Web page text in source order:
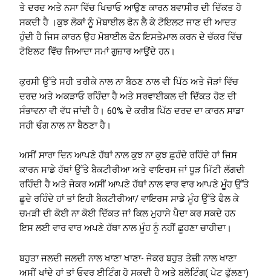
ਤੇ ਦਰਦ ਅਤੇ ਨਸਾ ਵਿੱਚ ਖਿਚਾਓ ਆਉਣ ਕਾਰਨ ਬਵਾਸੀਰ ਦੀ ਦਿੱਕਤ ਹੋ
ਸਕਦੀ ਹੈ ।ਕੁਝ ਲੋਕਾਂ ਨੂੰ ਮੋਬਾਈਲ ਫੋਨ ਲੈ ਕੇ ਟੋਇਲਟ ਜਾਣ ਦੀ ਆਦਤ
ਹੁੰਦੀ ਹੈ ਜਿਸ ਕਾਰਨ ਉਹ ਮੋਬਾਈਲ ਫੋਨ ਇਸਤੇਮਾਲ ਕਰਨ ਦੇ ਚੱਕਰ ਵਿੱਚ
ਟੋਇਲਟ ਵਿੱਚ ਜਿਆਦਾ ਸਮਾਂ ਗੁਜ਼ਾਰ ਆਉਂਦੇ ਹਨ।
ਕੁਰਸੀ ਉੱਤੇ ਸਹੀ ਤਰੀਕੇ ਨਾਲ ਨਾ ਬੈਠਣ ਨਾਲ ਵੀ ਪਿੱਠ ਅਤੇ ਜੋੜਾਂ ਵਿੱਚ
ਦਰਦ ਅਤੇ ਅਕੜਾਓ ਰਹਿੰਦਾ ਹੈ ਅਤੇ ਸਰਵਾਈਕਲ ਦੀ ਦਿੱਕਤ ਹੋਣ ਦੀ
ਸੰਭਾਵਨਾ ਵੀ ਵੱਧ ਜਾਂਦੀ ਹੈ। 60% ਦੇ ਕਰੀਬ ਪਿੱਠ ਦਰਦ ਦਾ ਕਾਰਨ ਸਾਡਾ
ਸਹੀ ਢੰਗ ਨਾਲ ਨਾ ਬੈਠਣਾ ਹੈ।
ਅਸੀਂ ਸਾਰਾ ਦਿਨ ਆਪਣੇ ਹੱਥਾਂ ਨਾਲ ਕੁਝ ਨਾ ਕੁਝ ਛੁਹੰਦੇ ਰਹਿੰਦੇ ਹਾਂ ਜਿਸ
ਕਾਰਨ ਸਾਡੇ ਹੱਥਾਂ ਉੱਤੇ ਬੈਕਟੀਰੀਆ ਅਤੇ ਵਾਇਰਸ ਜਾਂ ਧੂੜ ਮਿੱਟੀ ਲੱਗਦੀ
ਰਹਿੰਦੀ ਹੈ ਅਤੇ ਜੇਕਰ ਅਸੀਂ ਆਪਣੇ ਹੱਥਾਂ ਨਾਲ ਵਾਰ ਵਾਰ ਆਪਣੇ ਮੂੰਹ ਉੱਤੇ
ਛੂਦੇ ਰਹਿੰਦੇ ਹਾਂ ਤਾਂ ਇਹੀ ਬੈਕਟੀਰੀਆ/ ਵਾਇਰਸ ਸਾਡੇ ਮੂੰਹ ਉੱਤੇ ਫੈਲ ਕੇ
ਚਮੜੀ ਦੀ ਕੋਈ ਨਾ ਕੋਈ ਦਿੱਕਤ ਜਾਂ ਕਿਲ ਮੁਹਾਸੇ ਪੈਦਾ ਕਰ ਸਕਦੇ ਹਨ
ਇਸ ਲਈ ਵਾਰ ਵਾਰ ਅਪਣੇ ਹੱਥਾ ਨਾਲ ਮੂੰਹ ਨੂੰ ਨਹੀਂ ਛੂਹਣਾ ਚਾਹੀਦਾ।
ਬਹੁਤਾ ਜਲਦੀ ਜਲਦੀ ਨਾਲ ਖਾਣਾ ਖਾਣਾ- ਜੇਕਰ ਬਹੁਤ ਤੇਜ਼ੀ ਨਾਲ ਖਾਣਾ
ਅਸੀਂ ਖਾਂਦੇ ਹਾਂ ਤਾਂ ਓਵਰ ਈਟਿੰਗ ਹੋ ਸਕਦੀ ਹੈ ਅਤੇ ਬਲੋਟਿੰਗ( ਪੇਟ ਫੁੱਲਣਾ)